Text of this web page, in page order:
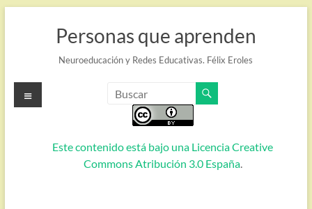
Personas que aprenden
Neuroeducación y Redes Educativas. Félix Eroles
Este contenido está bajo una Licencia Creative
Commons Atribución 3.0 España.
Menú